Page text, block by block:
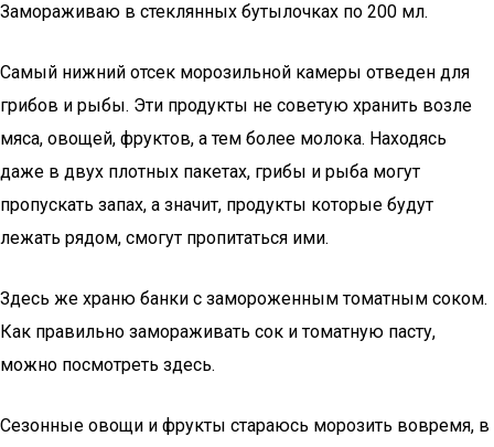
Замораживаю в стеклянных бутылочках по 200 мл.
Самый нижний отсек морозильной камеры отведен для
грибов и рыбы. Эти продукты не советую хранить возле
мяса, овощей, фруктов, а тем более молока. Находясь
даже в двух плотных пакетах, грибы и рыба могут
пропускать запах, а значит, продукты которые будут
лежать рядом, смогут пропитаться ими.
Здесь же храню банки с замороженным томатным соком.
Как правильно замораживать сок и томатную пасту,
можно посмотреть здесь.
Сезонные овощи и фрукты стараюсь морозить вовремя, в